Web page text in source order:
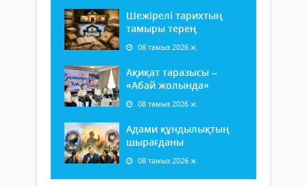
Шежірелі тарихтың
тамыры терең
08 тамыз 2026 ж.
Ақиқат таразысы –
«Абай жолында»
08 тамыз 2026 ж.
Адами құндылықтың
шырағданы
08 тамыз 2026 ж.